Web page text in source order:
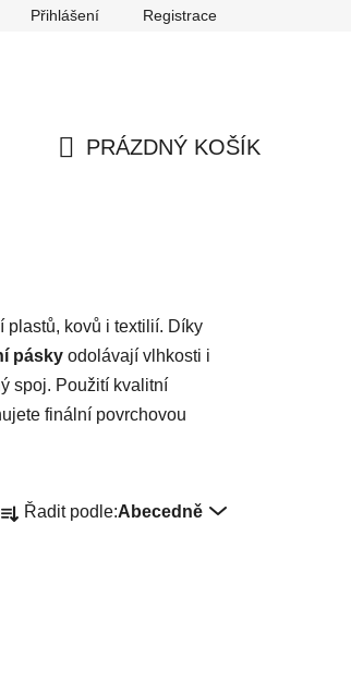
Reklamace Odstoupení od smlouvy
Přihlášení Registrace
PRÁZDNÝ KOŠÍK
plastů, kovů i textilií. Díky
pásky odolávají vlhkosti i
spoj. Použití kvalitní
finální povrchovou
a
Řadit podle:Abecedně